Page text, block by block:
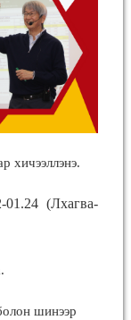
хичээллэнэ.
01.24 (Лхагва-
шинээр